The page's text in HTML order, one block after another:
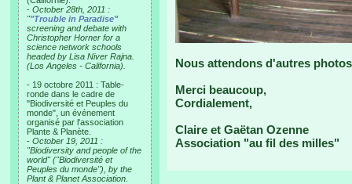
- October 28th, 2011 :
""Trouble in Paradise"
screening and debate with
Christopher Horner for a
science network schools
headed by Lisa Niver Rajna.
(Los Angeles - California).
- 19 octobre 2011 : Table-
ronde dans le cadre de
"Biodiversité et Peuples du
monde", un événement
organisé par l'association
Plante & Planète.
- October 19, 2011 :
"Biodiversity and people of the
world" ("Biodiversité et
Peuples du monde"), by the
Plant & Planet Association.
Nous attendons d'autres
Merci beaucoup,
Cordialement,
Claire et Gaëtan Ozenne
Association "au fil des milles"